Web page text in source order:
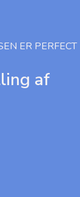
ER PERFECT
af